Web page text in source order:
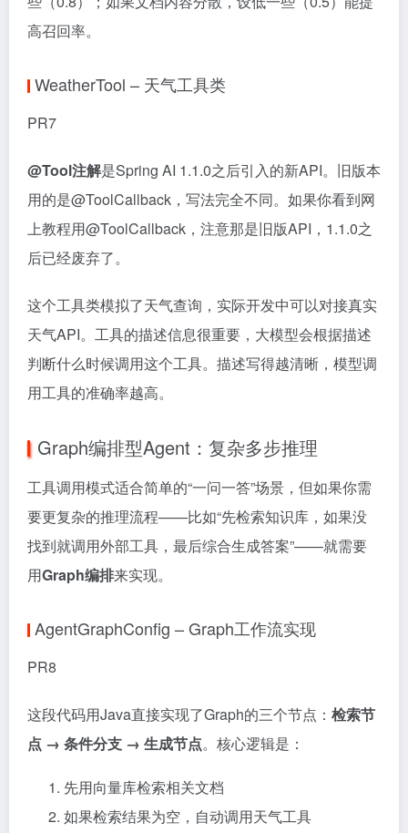
高召回率。
WeatherTool – 天气工具类
PR7
@Tool注解是Spring AI 1.1.0之后引入的新API。旧版本
用的是@ToolCallback，写法完全不同。如果你看到网
上教程用@ToolCallback，注意那是旧版API，1.1.0之
后已经废弃了。
这个工具类模拟了天气查询，实际开发中可以对接真实
天气API。工具的描述信息很重要，大模型会根据描述
判断什么时候调用这个工具。描述写得越清晰，模型调
用工具的准确率越高。
Graph编排型Agent：复杂多步推理
工具调用模式适合简单的“一问一答”场景，但如果你需
要更复杂的推理流程——比如“先检索知识库，如果没
找到就调用外部工具，最后综合生成答案”——就需要
用Graph编排来实现。
AgentGraphConfig – Graph工作流实现
PR8
这段代码用Java直接实现了Graph的三个节点： 检索节
点 → 条件分支 → 生成节点。核心逻辑是：
先用向量库检索相关文档
如果检索结果为空，自动调用天气工具